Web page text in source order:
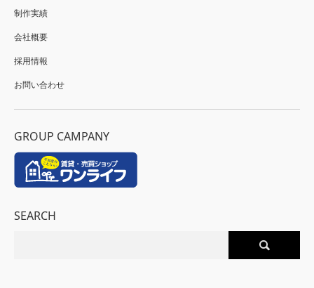
制作実績
会社概要
採用情報
お問い合わせ
GROUP CAMPANY
SEARCH